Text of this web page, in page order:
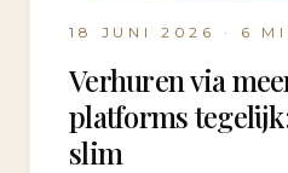
18 JUNI 2026 · 6
Verhuren via
platforms
slim